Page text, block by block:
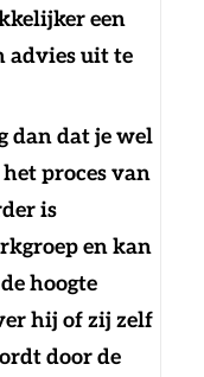
een
advies uit te
dan dat je wel
proces van
is
en kan
hoogte
hij of zij zelf
door de